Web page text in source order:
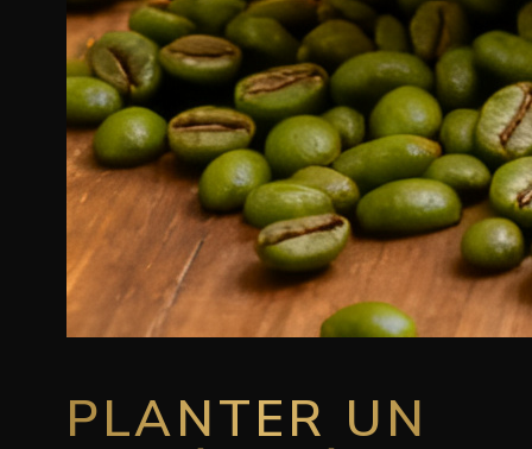
PLANTER UN